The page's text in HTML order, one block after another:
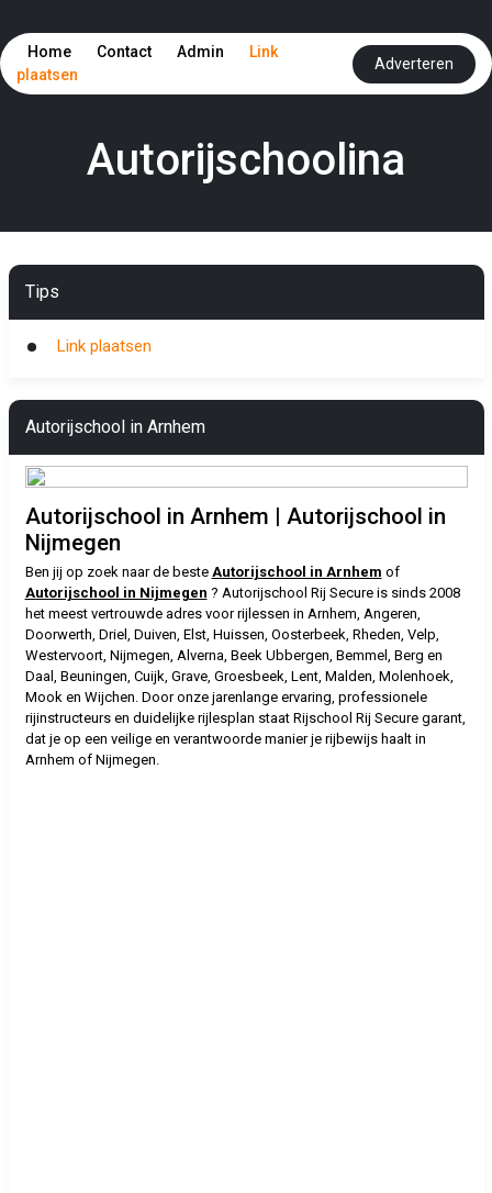
Home Contact Admin
Link
plaatsen
Adverteren
Autorijschoolina
Tips
Link plaatsen
Autorijschool in Arnhem
Autorijschool in Arnhem | Autorijschool in
Nijmegen
Ben jij op zoek naar de beste Autorijschool in Arnhem of
Autorijschool in Nijmegen ? Autorijschool Rij Secure is sinds 2008
het meest vertrouwde adres voor rijlessen in Arnhem, Angeren,
Doorwerth, Driel, Duiven, Elst, Huissen, Oosterbeek, Rheden, Velp,
Westervoort, Nijmegen, Alverna, Beek Ubbergen, Bemmel, Berg en
Daal, Beuningen, Cuijk, Grave, Groesbeek, Lent, Malden, Molenhoek,
Mook en Wijchen. Door onze jarenlange ervaring, professionele
rijinstructeurs en duidelijke rijlesplan staat Rijschool Rij Secure garant,
dat je op een veilige en verantwoorde manier je rijbewijs haalt in
Arnhem of Nijmegen.